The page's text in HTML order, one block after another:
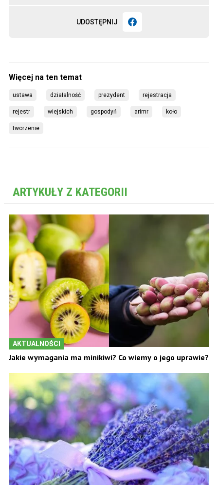
UDOSTĘPNIJ
ustawa działalność prezydent rejestracja
rejestr wiejskich gospodyń arimr koło
tworzenie
ARTYKUŁY Z KATEGORII
AKTUALNOŚCI
Jakie wymagania ma minikiwi? Co wiemy o jego uprawie?